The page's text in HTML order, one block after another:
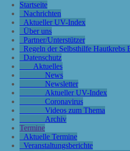
Startseite
Nachrichten
Aktueller UV-Index
Über uns
Partner/Unterstützer
Regeln der Selbsthilfe Hautkrebs
Datenschutz
Aktuelles
News
Newsletter
Aktueller UV-Index
Coronavirus
Videos zum Thema
Archiv
Termine
Aktuelle Termine
Veranstaltungsberichte